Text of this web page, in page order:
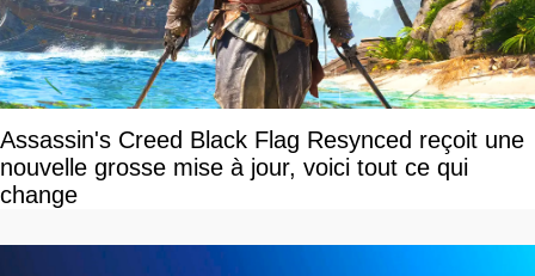
Assassin's Creed Black Flag Resynced reçoit une
nouvelle grosse mise à jour, voici tout ce qui
change